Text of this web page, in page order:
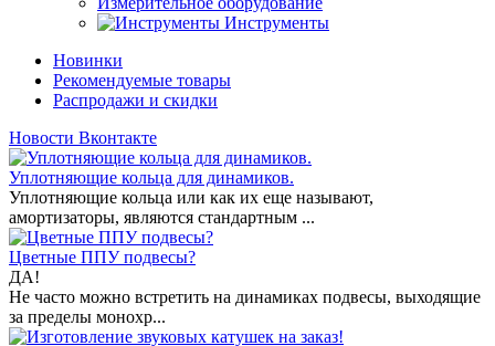
Инструменты
Новинки
Рекомендуемые товары
Распродажи и скидки
Новости Вконтакте
Уплотняющие кольца для динамиков.
Уплотняющие кольца или как их еще называют,
амортизаторы, являются стандартным ...
Цветные ППУ подвесы?
ДА!
Не часто можно встретить на динамиках подвесы, выходящие
за пределы монохр...